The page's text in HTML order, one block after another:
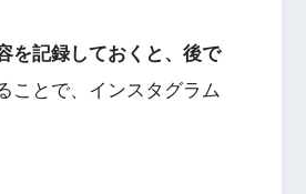
を記録しておくと、後で
ことで、インスタグラム